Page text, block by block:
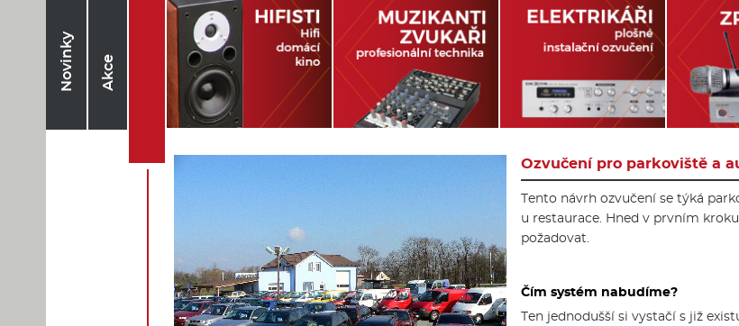
Novinky Akce
Ozvučení pro parkoviště a
Tento návrh ozvučení se týká
u restaurace. Hned v prvním
požadovat.
Čím systém nabudíme?
Ten jednodušší si vystačí s již